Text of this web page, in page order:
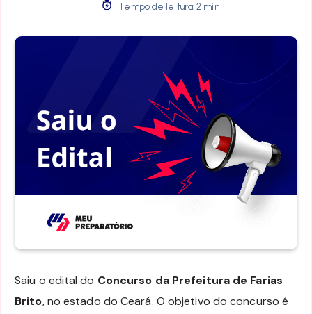
Tempo de leitura: 2 min
Saiu o edital do Concurso da Prefeitura de Farias
Brito, no estado do Ceará. O objetivo do concurso é